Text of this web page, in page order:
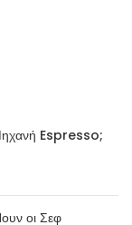
Μηχανή Espresso;
οι Σεφ